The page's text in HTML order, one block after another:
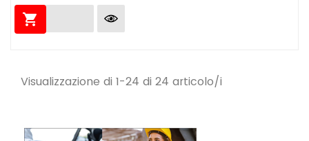

Visualizzazione di 1-24 di 24 articolo/i